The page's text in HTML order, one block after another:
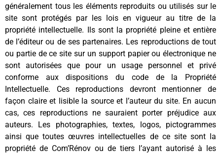
généralement tous les éléments reproduits ou utilisés sur le
site sont protégés par les lois en vigueur au titre de la
propriété intellectuelle. Ils sont la propriété pleine et entière
de l’éditeur ou de ses partenaires. Les reproductions de tout
ou partie de ce site sur un support papier ou électronique ne
sont autorisées que pour un usage personnel et privé
conforme aux dispositions du code de la Propriété
Intellectuelle. Ces reproductions devront mentionner de
façon claire et lisible la source et l’auteur du site. En aucun
cas, ces reproductions ne sauraient porter préjudice aux
auteurs. Les photographies, textes, logos, pictogrammes
ainsi que toutes œuvres intellectuelles de ce site sont la
propriété de Com’Rénov ou de tiers l’ayant autorisé à les